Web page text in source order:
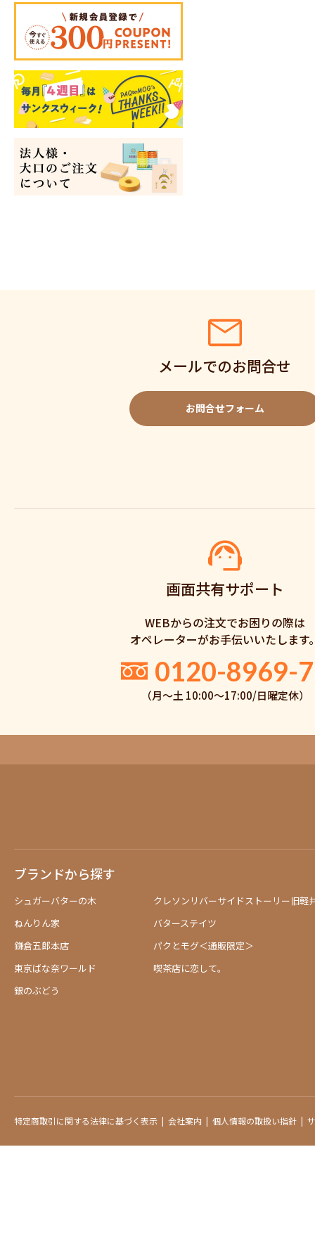
メールでのお問合せ
お問合せフォーム
画面共有サポート
WEBからの注文でお困りの際は
オペレーターがお手伝いいたします
0120-8969-
（月〜土 10:00〜17:00/日曜定休）
ブランドから探す
シュガーバターの木
ねんりん家
鎌倉五郎本店
東京ばな奈ワールド
銀のぶどう
クレソンリバーサイドストーリー旧軽
バターステイツ
パクとモグ＜通販限定＞
喫茶店に恋して。
特定商取引に関する法律に基づく表示 会社案内 個人情報の取扱い指針